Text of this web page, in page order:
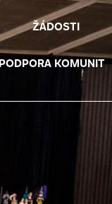
ŽÁDOSTI
PODPORA KOMUNIT